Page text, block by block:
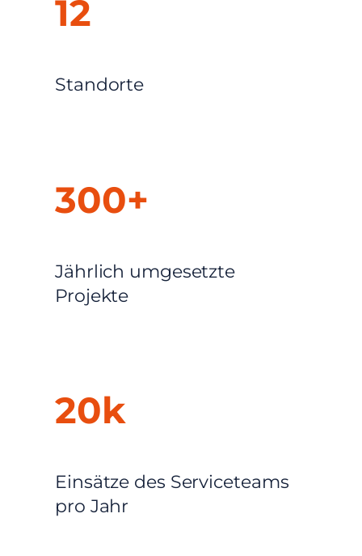
12
Standorte
300+
Jährlich umgesetzte
Projekte
20k
Einsätze des Serviceteams
pro Jahr